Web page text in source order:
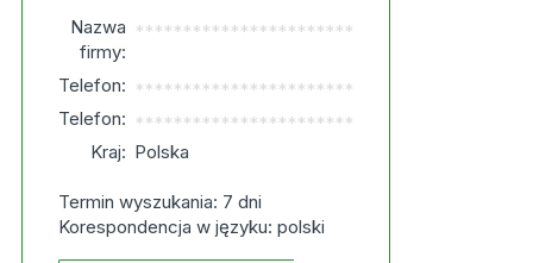
Nazwa
firmy:
***********************
Telefon: ***********************
Telefon: ***********************
Kraj: Polska
Termin wyszukania: 7 dni
Korespondencja w języku: polski